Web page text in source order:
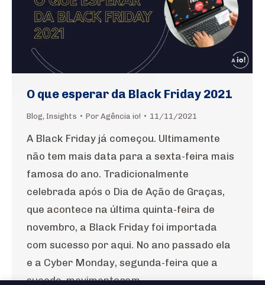
O que esperar da Black Friday 2021
Blog, Insights Por Agência io! 11/11/2021
A Black Friday já começou. Ultimamente
não tem mais data para a sexta-feira mais
famosa do ano. Tradicionalmente
celebrada após o Dia de Ação de Graças,
que acontece na última quinta-feira de
novembro, a Black Friday foi importada
com sucesso por aqui. No ano passado ela
e a Cyber Monday, segunda-feira que a
sucede, movimentaram…